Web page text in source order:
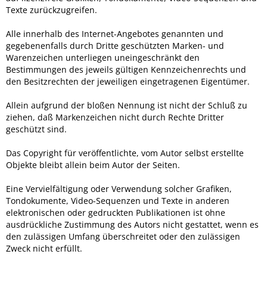
Texte zurückzugreifen.
Alle innerhalb des Internet-Angebotes genannten und
gegebenenfalls durch Dritte geschützten Marken- und
Warenzeichen unterliegen uneingeschränkt den
Bestimmungen des jeweils gültigen Kennzeichenrechts und
den Besitzrechten der jeweiligen eingetragenen Eigentümer.
Allein aufgrund der bloßen Nennung ist nicht der Schluß zu
ziehen, daß Markenzeichen nicht durch Rechte Dritter
geschützt sind.
Das Copyright für veröffentlichte, vom Autor selbst erstellte
Objekte bleibt allein beim Autor der Seiten.
Eine Vervielfältigung oder Verwendung solcher Grafiken,
Tondokumente, Video-Sequenzen und Texte in anderen
elektronischen oder gedruckten Publikationen ist ohne
ausdrückliche Zustimmung des Autors nicht gestattet, wenn es
den zulässigen Umfang überschreitet oder den zulässigen
Zweck nicht erfüllt.